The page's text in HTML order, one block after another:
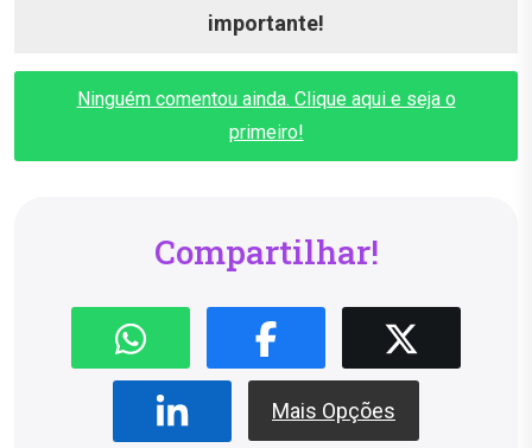
importante!
Ninguém comentou ainda. Clique aqui e seja o
primeiro!
Compartilhar!
Mais Opções